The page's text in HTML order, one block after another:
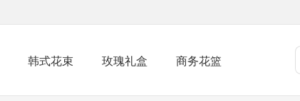
韩式花束 玫瑰礼盒 商务花篮